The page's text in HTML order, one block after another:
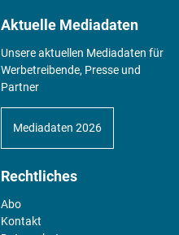
Aktuelle Mediadaten
Unsere aktuellen Mediadaten für
Werbetreibende, Presse und
Partner
Mediadaten 2026
Rechtliches
Abo
Kontakt